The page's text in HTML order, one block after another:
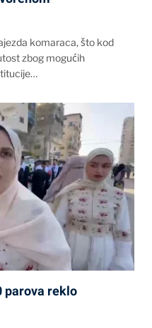
komaraca, što kod
zbog mogućih
parova reklo